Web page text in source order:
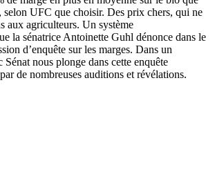
selon UFC que choisir. Des prix chers, qui ne
aux agriculteurs. Un système
la sénatrice Antoinette Guhl dénonce dans le
d’enquête sur les marges. Dans un
nous plonge dans cette enquête
de nombreuses auditions et révélations.